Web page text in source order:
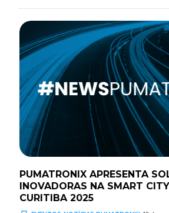
PUMATRONIX APRESENTA
INOVADORAS NA SMART
CURITIBA 2025